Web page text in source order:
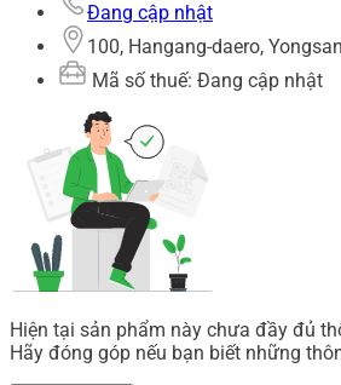
Đang cập nhật
100, Hangang-daero,
Mã số thuế: Đang cập nhật
Hiện tại sản phẩm này chưa đầy đủ
Hãy đóng góp nếu bạn biết những